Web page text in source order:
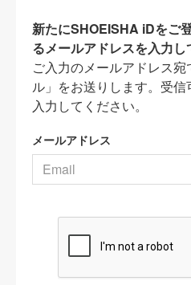
新たにSHOEISHA iDをご
るメールアドレスを入力し
ご入力のメールアドレス
ル」をお送りします。受
入力してください。
メールアドレス